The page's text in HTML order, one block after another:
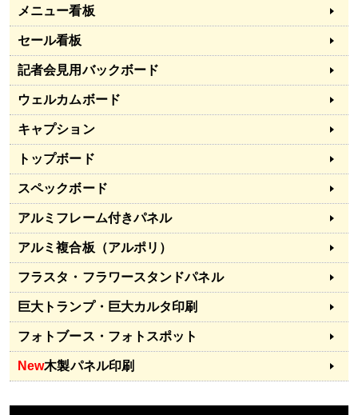
メニュー看板
セール看板
記者会見用バックボード
ウェルカムボード
キャプション
トップボード
スペックボード
アルミフレーム付きパネル
アルミ複合板（アルポリ）
フラスタ・フラワースタンドパネル
巨大トランプ・巨大カルタ印刷
フォトブース・フォトスポット
New木製パネル印刷